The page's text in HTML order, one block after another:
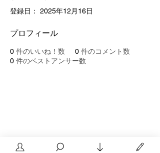
登録日： 2025年12月16日
プロフィール
0 件のいいね！数 0 件のコメント数
0 件のベストアンサー数